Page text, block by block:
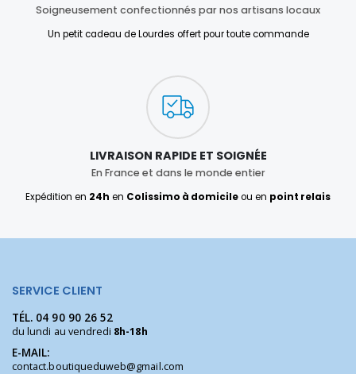
Soigneusement confectionnés par nos artisans locaux
Un petit cadeau de Lourdes offert pour toute commande
LIVRAISON RAPIDE ET SOIGNÉE
En France et dans le monde entier
Expédition en 24h en Colissimo à domicileou en point relais
SERVICE CLIENT
TÉL. 04 90 90 26 52
du lundi au vendredi 8h-18h
E-MAIL:
contact.boutiqueduweb@gmail.com